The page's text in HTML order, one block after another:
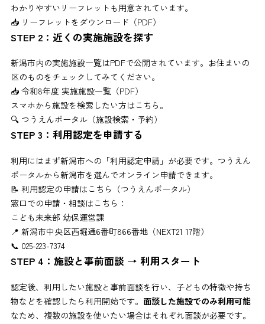
わかりやすいリーフレットも用意されています。
📥 リーフレットをダウンロード（PDF）
STEP 2：近くの実施施設を探す
新潟市内の実施施設一覧はPDFで公開されています。お住まいの
区のものをチェックしてみてください。
📥 令和8年度 実施施設一覧（PDF）
スマホから施設を検索したい方はこちら。
🔍 つうえんポータル（施設検索・予約）
STEP 3：利用認定を申請する
利用にはまず新潟市への「利用認定申請」が必要です。つうえん
ポータルから新潟市を選んでオンライン申請できます。
📝 利用認定の申請はこちら（つうえんポータル）
窓口での申請・相談はこちら：
こども未来部 幼保運営課
📍 新潟市中央区西堀通6番町866番地（NEXT21 17階）
📞 025-223-7374
STEP 4：施設と事前面談 → 利用スタート
認定後、利用したい施設と事前面談を行い、子どもの特徴や持ち
物などを確認したら利用開始です。 面談した施設でのみ利用可能
なため、複数の施設を使いたい場合はそれぞれ面談が必要です。